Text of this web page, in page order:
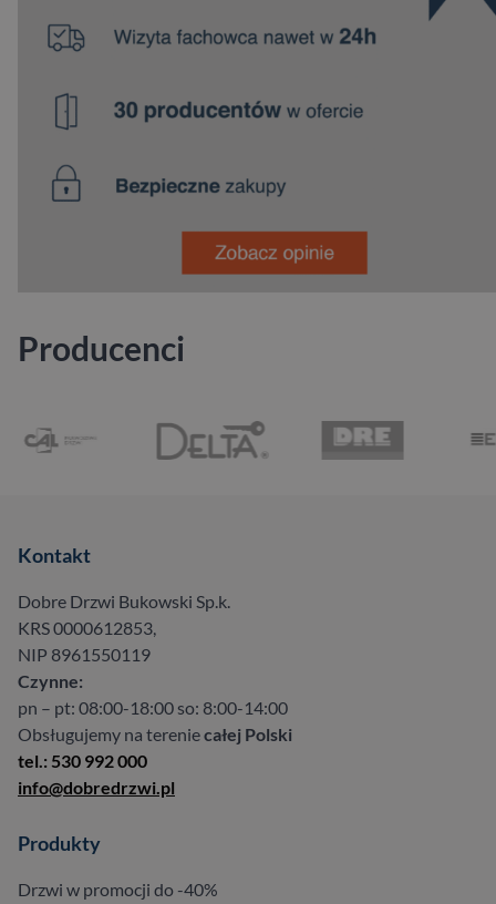
Producenci
Kontakt
Dobre Drzwi Bukowski Sp.k.
KRS 0000612853,
NIP 8961550119
Czynne:
pn – pt: 08:00-18:00 so: 8:00-14:00
Obsługujemy na tereniecałej Polski
tel.: 530 992 000
info@dobredrzwi.pl
Produkty
Drzwi w promocji do -40%